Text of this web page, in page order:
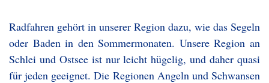
Radfahren gehört in unserer Region dazu, wie das Segeln
oder Baden in den Sommermonaten. Unsere Region an
Schlei und Ostsee ist nur leicht hügelig, und daher quasi
für jeden geeignet. Die Regionen Angeln und Schwansen